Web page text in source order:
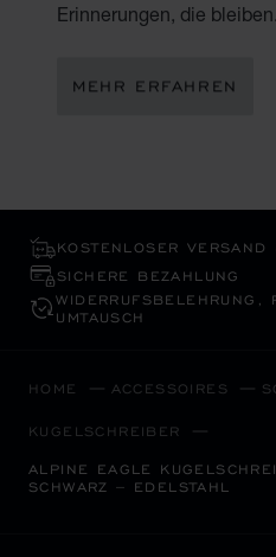
Erinnerungen, die bleiben.
MEHR ERFAHREN
KOSTENLOSER
SICHERE BEZAHLUNG
WIDERRUFS­BELEHRUNG,
UMTAUSCH
HOME ACCESSOIRES
KUGELSCHREIBER
ALPINE EAGLE
SCHWARZ – EDELSTAHL